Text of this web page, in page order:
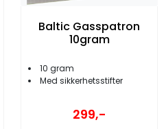
Baltic Gasspatron
10gram
10 gram
Med sikkerhetsstifter
299,-